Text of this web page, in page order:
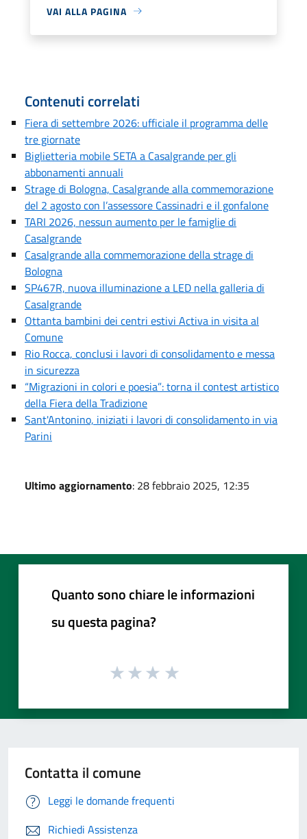
VAI ALLA PAGINA
Contenuti correlati
Fiera di settembre 2026: ufficiale il programma delle
tre giornate
Biglietteria mobile SETA a Casalgrande per gli
abbonamenti annuali
Strage di Bologna, Casalgrande alla commemorazione
del 2 agosto con l’assessore Cassinadri e il gonfalone
TARI 2026, nessun aumento per le famiglie di
Casalgrande
Casalgrande alla commemorazione della strage di
Bologna
SP467R, nuova illuminazione a LED nella galleria di
Casalgrande
Ottanta bambini dei centri estivi Activa in visita al
Comune
Rio Rocca, conclusi i lavori di consolidamento e messa
in sicurezza
“Migrazioni in colori e poesia”: torna il contest artistico
della Fiera della Tradizione
Sant'Antonino, iniziati i lavori di consolidamento in via
Parini
Ultimo aggiornamento: 28 febbraio 2025, 12:35
Quanto sono chiare le informazioni
su questa pagina?
Contatta il comune
Leggi le domande frequenti
Richiedi Assistenza